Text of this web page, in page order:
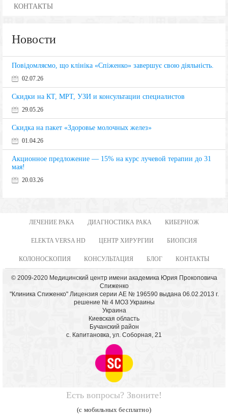
КОНТАКТЫ
Новости
Повідомляємо, що клініка «Спіженко» завершує свою діяльність.
02.07.26
Скидки на КТ, МРТ, УЗИ и консультации специалистов
29.05.26
Скидка на пакет «Здоровье молочных желез»
01.04.26
Акционное предложение — 15% на курс лучевой терапии до 31
мая!
20.03.26
ЛЕЧЕНИЕ РАКА ДИАГНОСТИКА РАКА КИБЕРНОЖ
ELEKTA VERSA HD ЦЕНТР ХИРУРГИИ БИОПСИЯ
КОЛОНОСКОПИЯ КОНСУЛЬТАЦИЯ БЛОГ КОНТАКТЫ
© 2009-2020 Медицинский центр имени академика Юрия Прокоповича
Спиженко
"Клиника Спиженко" Лицензия серии АЕ № 196590 выдана 06.02.2013 г.
решение № 4 МОЗ Украины
Украина
Киевская область
Бучанский район
с. Капитановка, ул. Соборная, 21
Есть вопросы? Звоните!
(с мобильных бесплатно)